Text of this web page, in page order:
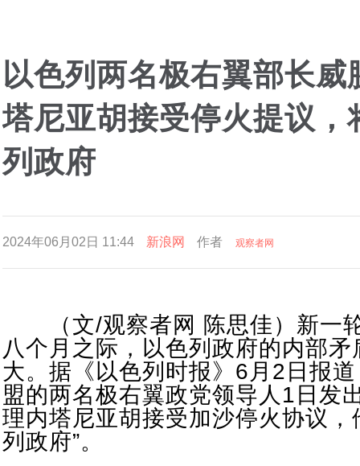
以色列两名极右翼部长威
塔尼亚胡接受停火提议，
列政府
2024年06月02日 11:44 新浪网 作者 观察者网
（文/观察者网 陈思佳）新一
八个月之际，以色列政府的内部
大。据《以色列时报》6月2日报
盟的两名极右翼政党领导人1日发
理内塔尼亚胡接受加沙停火协议，
列政府”。